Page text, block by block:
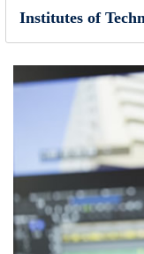
Institutes of